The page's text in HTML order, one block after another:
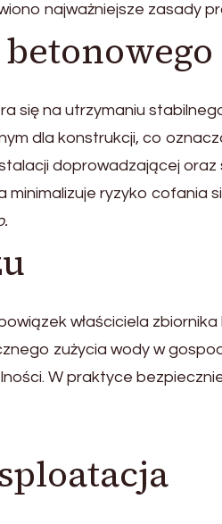
najważniejsze zasady
na utrzymaniu
dla konstrukcji, co
doprowadzającej
minimalizuje ryzyko
właściciela
zużycia wody w
W praktyce